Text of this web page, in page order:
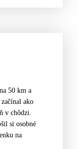
50 km a
ako
v chôdzi.
si osobné
na